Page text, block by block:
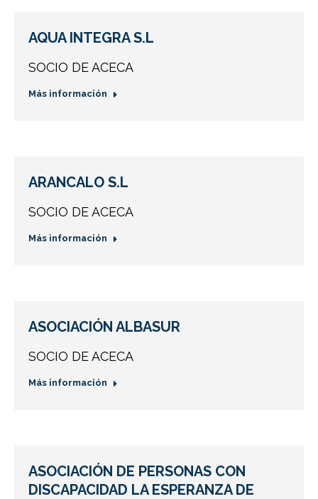
AQUA INTEGRA S.L
SOCIO DE ACECA
Más información
ARANCALO S.L
SOCIO DE ACECA
Más información
ASOCIACIÓN ALBASUR
SOCIO DE ACECA
Más información
ASOCIACIÓN DE PERSONAS CON
DISCAPACIDAD LA ESPERANZA DE